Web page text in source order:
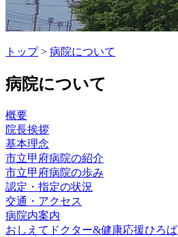
トップ> 病院について
病院について
概要
院長挨拶​
基本理念
市立甲府病院の紹介
市立甲府病院の歩み
認定・指定の状況
交通・アクセス
病院内案内
おしえてドクター&健康応援ひろば